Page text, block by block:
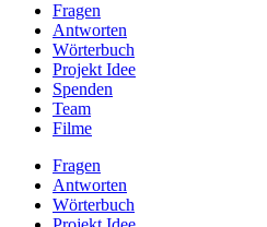
Fragen
Antworten
Wörterbuch
Projekt Idee
Spenden
Team
Filme
Fragen
Antworten
Wörterbuch